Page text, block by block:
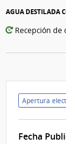
AGUA DESTILADA
Recepción de
Apertura
Fecha